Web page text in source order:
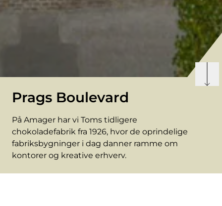
Prags Boulevard
På Amager har vi Toms tidligere
chokoladefabrik fra 1926, hvor de oprindelige
fabriksbygninger i dag danner ramme om
kontorer og kreative erhverv.